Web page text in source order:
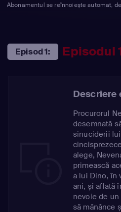
Abonamentul se reînnoiește automat,
Episod 1: Episodul
Descriere
Procurorul
desemnată
sinuciderii
alege,
primească
a lui Dino, în
ani, și aflată
nevoie de
să mănânce